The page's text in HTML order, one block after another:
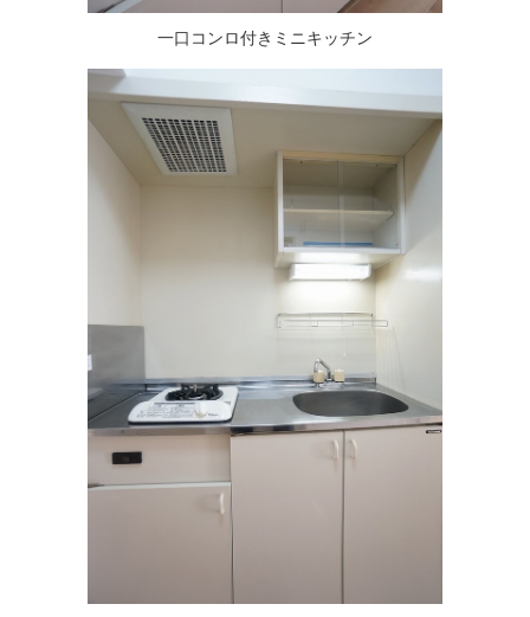
一口コンロ付きミニキッチン